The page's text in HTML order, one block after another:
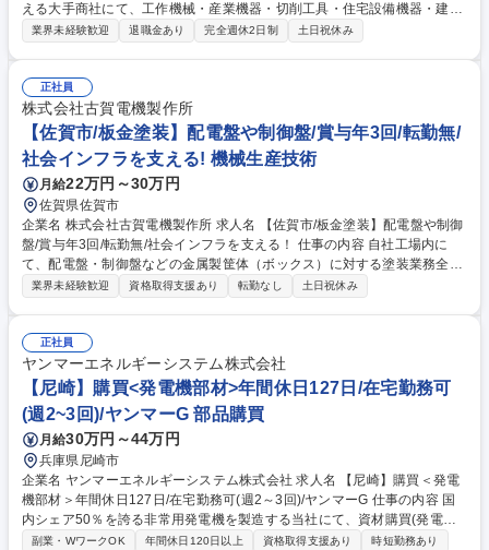
える大手商社にて、工作機械・産業機器・切削工具・住宅設備機器・建
材・建設機械・新流通ビジネス・スマートエネルギーなどのセグメント別
までお任せします。扱い商品は多岐に及ぶ為、商品知識をつけるまでは一
定の期間がかかるとは思いますが、経験豊富な先輩・同僚が全力でサポー
トします。いずれは部署の中核人材としてマネジメントや人材育成の面で
も貢献していただくことを期待しています。【業務内容の変更の範囲】当
社業務全般 募集職種 【全国】営業オープンポジション◆拠点/分野はご相
談◆プライム上場/福利厚生◎
業界未経験歓迎 退職金あり 完全週休2日制 土日祝休み
正社員
株式会社古賀電機製作所
【佐賀市/板金塗装】配電盤や制御盤/賞与年3回/転勤無/
社会インフラを支える! 機械生産技術
月給22万円～30万円
佐賀県佐賀市
企業名 株式会社古賀電機製作所 求人名 【佐賀市/板金塗装】配電盤や制御
盤/賞与年3回/転勤無/社会インフラを支える！ 仕事の内容 自社工場内に
て、配電盤・制御盤などの金属製筐体（ボックス）に対する塗装業務全般
を即戦力としてお任せします。前処理(脱脂作業/パテ付け/パテ磨き)や溶剤
を用いた焼き付け工程の管理 ■塗装後の外観検査、手直し作業、品質チェ
ック、工程管理のサポート ※自動車鈑金や建築塗装等、異分野での塗装経
験をお持ちの方も、そのスプレーガンの技術や塗料の扱いに関するノウハ
ウを活かせる環境です。 募集職種 【佐賀市/板金塗装】配電盤や制御盤/賞
与年3回/転勤無/社会インフラを支える！
業界未経験歓迎 資格取得支援あり 転勤なし 土日祝休み
正社員
ヤンマーエネルギーシステム株式会社
【尼崎】購買<発電機部材>年間休日127日/在宅勤務可
(週2~3回)/ヤンマーG 部品購買
月給30万円～44万円
兵庫県尼崎市
企業名 ヤンマーエネルギーシステム株式会社 求人名 【尼崎】購買＜発電
機部材＞年間休日127日/在宅勤務可(週2～3回)/ヤンマーG 仕事の内容 国
内シェア50％を誇る非常用発電機を製造する当社にて、資材購買(発電機
部材や原料)をご担当いただきます。【業務の流れ】設計部署から図面展
副業・WワークOK 年間休日120日以上 資格取得支援あり
時短勤務あり